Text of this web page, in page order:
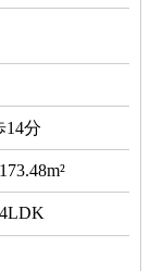
14分
173.48m²
4LDK